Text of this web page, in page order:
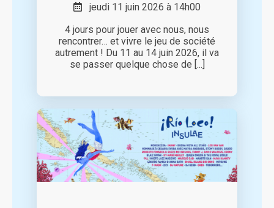
jeudi 11 juin 2026 à 14h00
4 jours pour jouer avec nous, nous
rencontrer… et vivre le jeu de société
autrement ! Du 11 au 14 juin 2026, il va
se passer quelque chose de [...]